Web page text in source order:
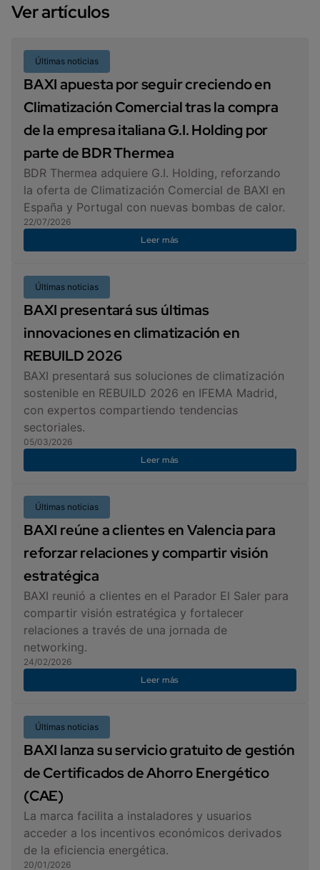
Ver artículos
Últimas noticias
BAXI apuesta por seguir creciendo en
Climatización Comercial tras la compra
de la empresa italiana G.I. Holding por
parte de BDR Thermea
BDR Thermea adquiere G.I. Holding, reforzando
la oferta de Climatización Comercial de BAXI en
España y Portugal con nuevas bombas de calor.
22/07/2026
Leer más
Últimas noticias
BAXI presentará sus últimas
innovaciones en climatización en
REBUILD 2026
BAXI presentará sus soluciones de climatización
sostenible en REBUILD 2026 en IFEMA Madrid,
con expertos compartiendo tendencias
sectoriales.
05/03/2026
Leer más
Últimas noticias
BAXI reúne a clientes en Valencia para
reforzar relaciones y compartir visión
estratégica
BAXI reunió a clientes en el Parador El Saler para
compartir visión estratégica y fortalecer
relaciones a través de una jornada de
networking.
24/02/2026
Leer más
Últimas noticias
BAXI lanza su servicio gratuito de gestión
de Certificados de Ahorro Energético
(CAE)
La marca facilita a instaladores y usuarios
acceder a los incentivos económicos derivados
de la eficiencia energética.
20/01/2026